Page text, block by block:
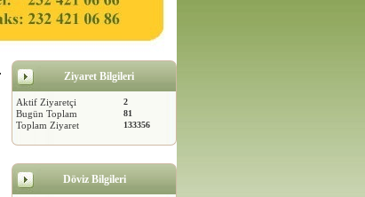
Ziyaret Bilgileri
Aktif Ziyaretçi 2
Bugün Toplam 81
Toplam Ziyaret 133356
Döviz Bilgileri